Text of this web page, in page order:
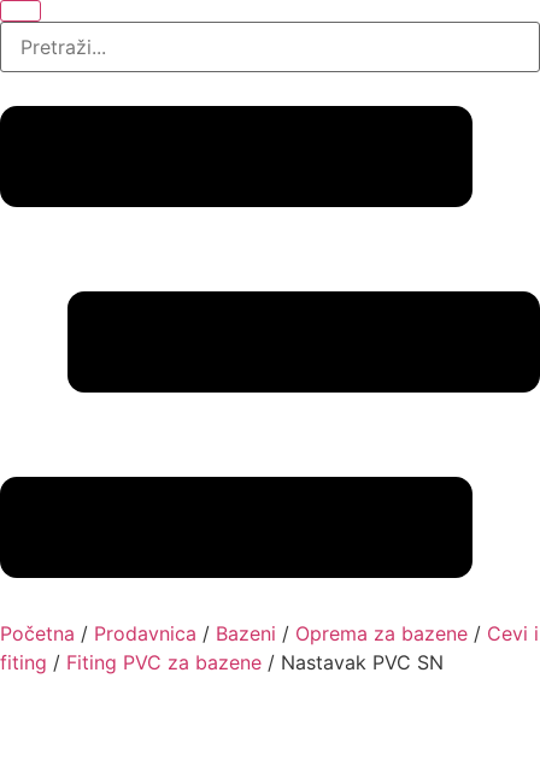
Početna / Prodavnica / Bazeni / Oprema za bazene / Cevi i
fiting / Fiting PVC za bazene / Nastavak PVC SN